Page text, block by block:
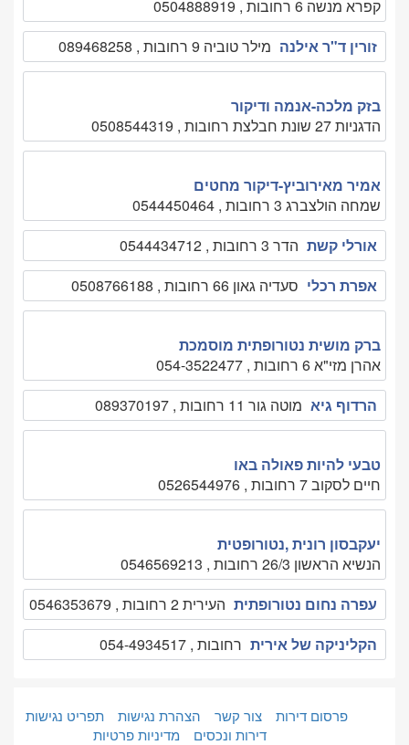
קפרא מנשה 6 רחובות , 0504888919
זורין ד"ר אילנה מילר טוביה 9 רחובות , 089468258
בזק מלכה-אנמה ודיקור
הדגניות 27 שונת חבלצת רחובות , 0508544319
אמיר מאירוביץ-דיקור מחטים
שמחה הולצברג 3 רחובות , 0544450464
אורלי קשת הדר 3 רחובות , 0544434712
אפרת רכלי סעדיה גאון 66 רחובות , 0508766188
ברק מושית נטורופתית מוסמכת
אהרן מזי"א 6 רחובות , 054-3522477
הרדוף גיא מוטה גור 11 רחובות , 089370197
טבעי להיות פאולה באו
חיים לסקוב 7 רחובות , 0526544976
יעקבסון רונית ,נטורופטית
הנשיא הראשון 26/3 רחובות , 0546569213
עפרה נחום נטורופתית העירית 2 רחובות , 0546353679
הקליניקה של אירית רחובות , 054-4934517
פרסום דירות צור קשר הצהרת נגישות
תפריט נגישות
דירות ונכסים
מדיניות פרטיות